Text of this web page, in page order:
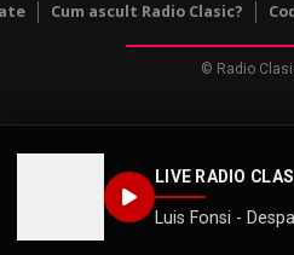
LIVE RADIO
Luis Fonsi -
Cum ascult Radio Clasic?
© Radio